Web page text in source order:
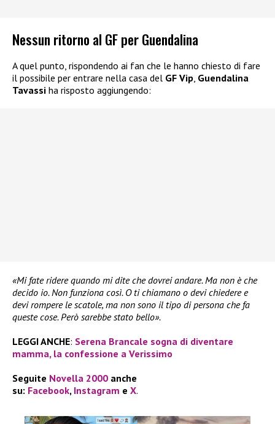
Nessun ritorno al GF per Guendalina
A quel punto, rispondendo ai fan che le hanno chiesto di fare
il possibile per entrare nella casa del GF Vip, Guendalina
Tavassi ha risposto aggiungendo:
«Mi fate ridere quando mi dite che dovrei andare. Ma non è che
decido io. Non funziona così. O ti chiamano o devi chiedere e
devi rompere le scatole, ma non sono il tipo di persona che fa
queste cose. Però sarebbe stato bello».
LEGGI ANCHE: Serena Brancale sogna di diventare
mamma, la confessione a Verissimo
Seguite Novella 2000 anche
su: Facebook, Instagram e X.